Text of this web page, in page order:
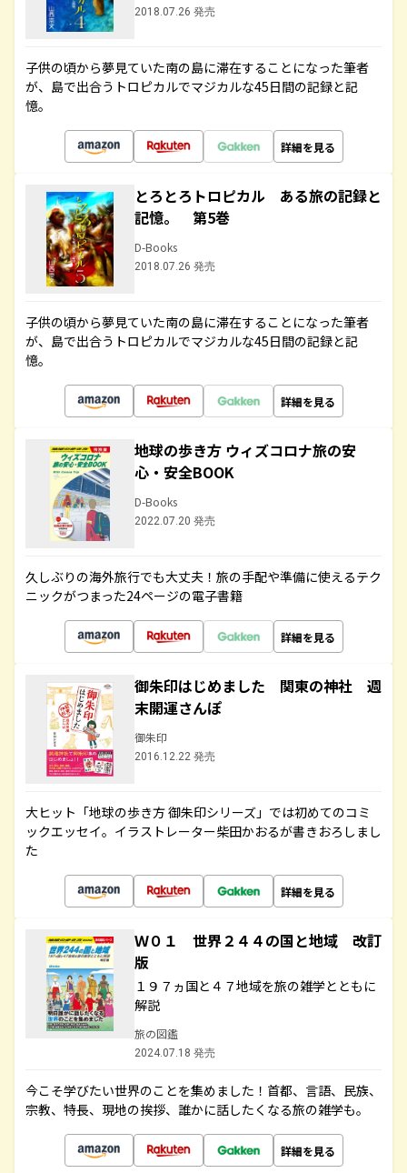
2018.07.26 発売
子供の頃から夢見ていた南の島に滞在することになった筆者
が、島で出合うトロピカルでマジカルな45日間の記録と記
憶。
詳細を見る
とろとろトロピカル ある旅の記録と
記憶。 第5巻
D-Books
2018.07.26 発売
子供の頃から夢見ていた南の島に滞在することになった筆者
が、島で出合うトロピカルでマジカルな45日間の記録と記
憶。
詳細を見る
地球の歩き方 ウィズコロナ旅の安
心・安全BOOK
D-Books
2022.07.20 発売
久しぶりの海外旅行でも大丈夫！旅の手配や準備に使えるテク
ニックがつまった24ページの電子書籍
詳細を見る
御朱印はじめました 関東の神社 週
末開運さんぽ
御朱印
2016.12.22 発売
大ヒット「地球の歩き方 御朱印シリーズ」では初めてのコミ
ックエッセイ。イラストレーター柴田かおるが書きおろしまし
た
詳細を見る
Ｗ０１ 世界２４４の国と地域 改訂
版
１９７ヵ国と４７地域を旅の雑学とともに
解説
旅の図鑑
2024.07.18 発売
今こそ学びたい世界のことを集めました！首都、言語、民族、
宗教、特長、現地の挨拶、誰かに話したくなる旅の雑学も。
詳細を見る